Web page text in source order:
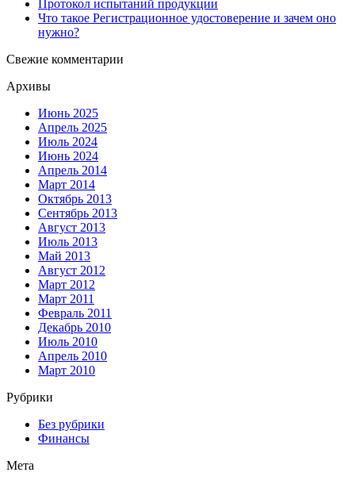
Протокол испытаний продукции
Что такое Регистрационное удостоверение и зачем оно
нужно?
Свежие комментарии
Архивы
Июнь 2025
Апрель 2025
Июль 2024
Июнь 2024
Апрель 2014
Март 2014
Октябрь 2013
Сентябрь 2013
Август 2013
Июль 2013
Май 2013
Август 2012
Март 2012
Март 2011
Февраль 2011
Декабрь 2010
Июль 2010
Апрель 2010
Март 2010
Рубрики
Без рубрики
Финансы
Мета